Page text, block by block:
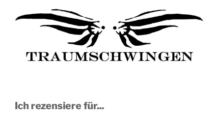
Ich rezensiere für...